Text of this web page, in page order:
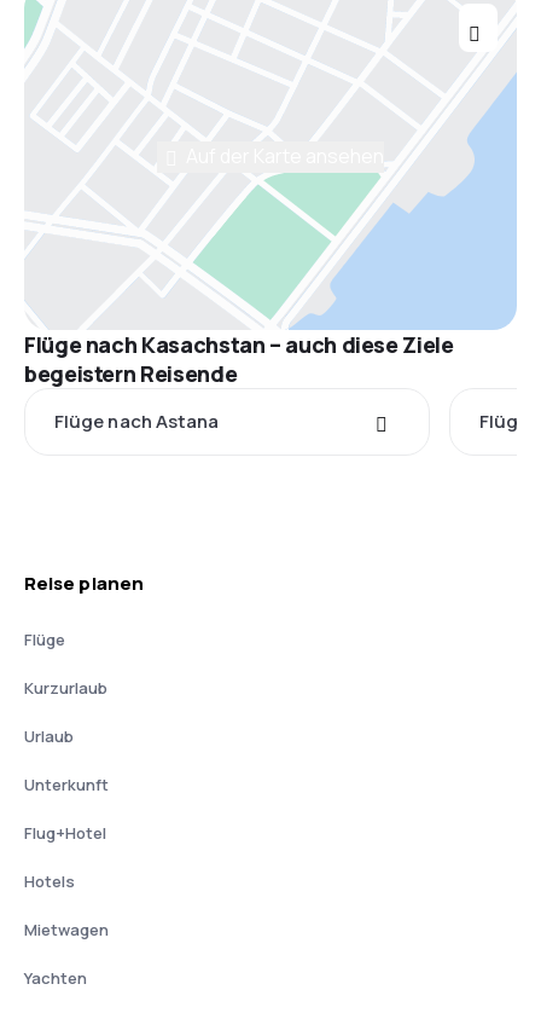
Flüge nach Kasachstan – auch diese Ziele
begeistern Reisende
Flüge nach Astana Flüge
Reise planen
Flüge
Kurzurlaub
Urlaub
Unterkunft
Flug+Hotel
Hotels
Mietwagen
Yachten